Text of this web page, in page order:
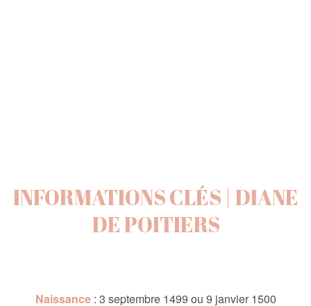
INFORMATIONS CLÉS | DIANE
DE POITIERS
Naissance: 3 septembre 1499 ou 9 janvier 1500